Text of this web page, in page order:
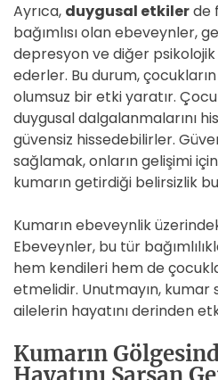
Ayrıca, duygusal etkilerde
bağımlısı olan ebeveynler,
depresyon ve diğer
ederler. Bu durum,
olumsuz bir etki yaratır.
duygusal dalgalanmalarını
güvensiz hissedebilirler.
sağlamak, onların gelişimi
kumarın getirdiği belirsizlik
Kumarın ebeveynlik
Ebeveynler, bu tür
hem kendileri hem de
etmelidir. Unutmayın, kumar
ailelerin hayatını derinden
Kumarın